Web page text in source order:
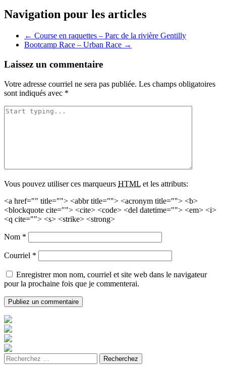
Navigation pour les articles
← Course en raquettes – Parc de la rivière Gentilly
Bootcamp Race – Urban Race →
Laissez un commentaire
Votre adresse courriel ne sera pas publiée. Les champs obligatoires
sont indiqués avec *
Vous pouvez utiliser ces marqueurs HTML et les attributs:
<a href="" title=""> <abbr title=""> <acronym title=""> <b>
<blockquote cite=""> <cite> <code> <del datetime=""> <em> <i>
<q cite=""> <s> <strike> <strong>
Nom *
Courriel *
Enregistrer mon nom, courriel et site web dans le navigateur
pour la prochaine fois que je commenterai.